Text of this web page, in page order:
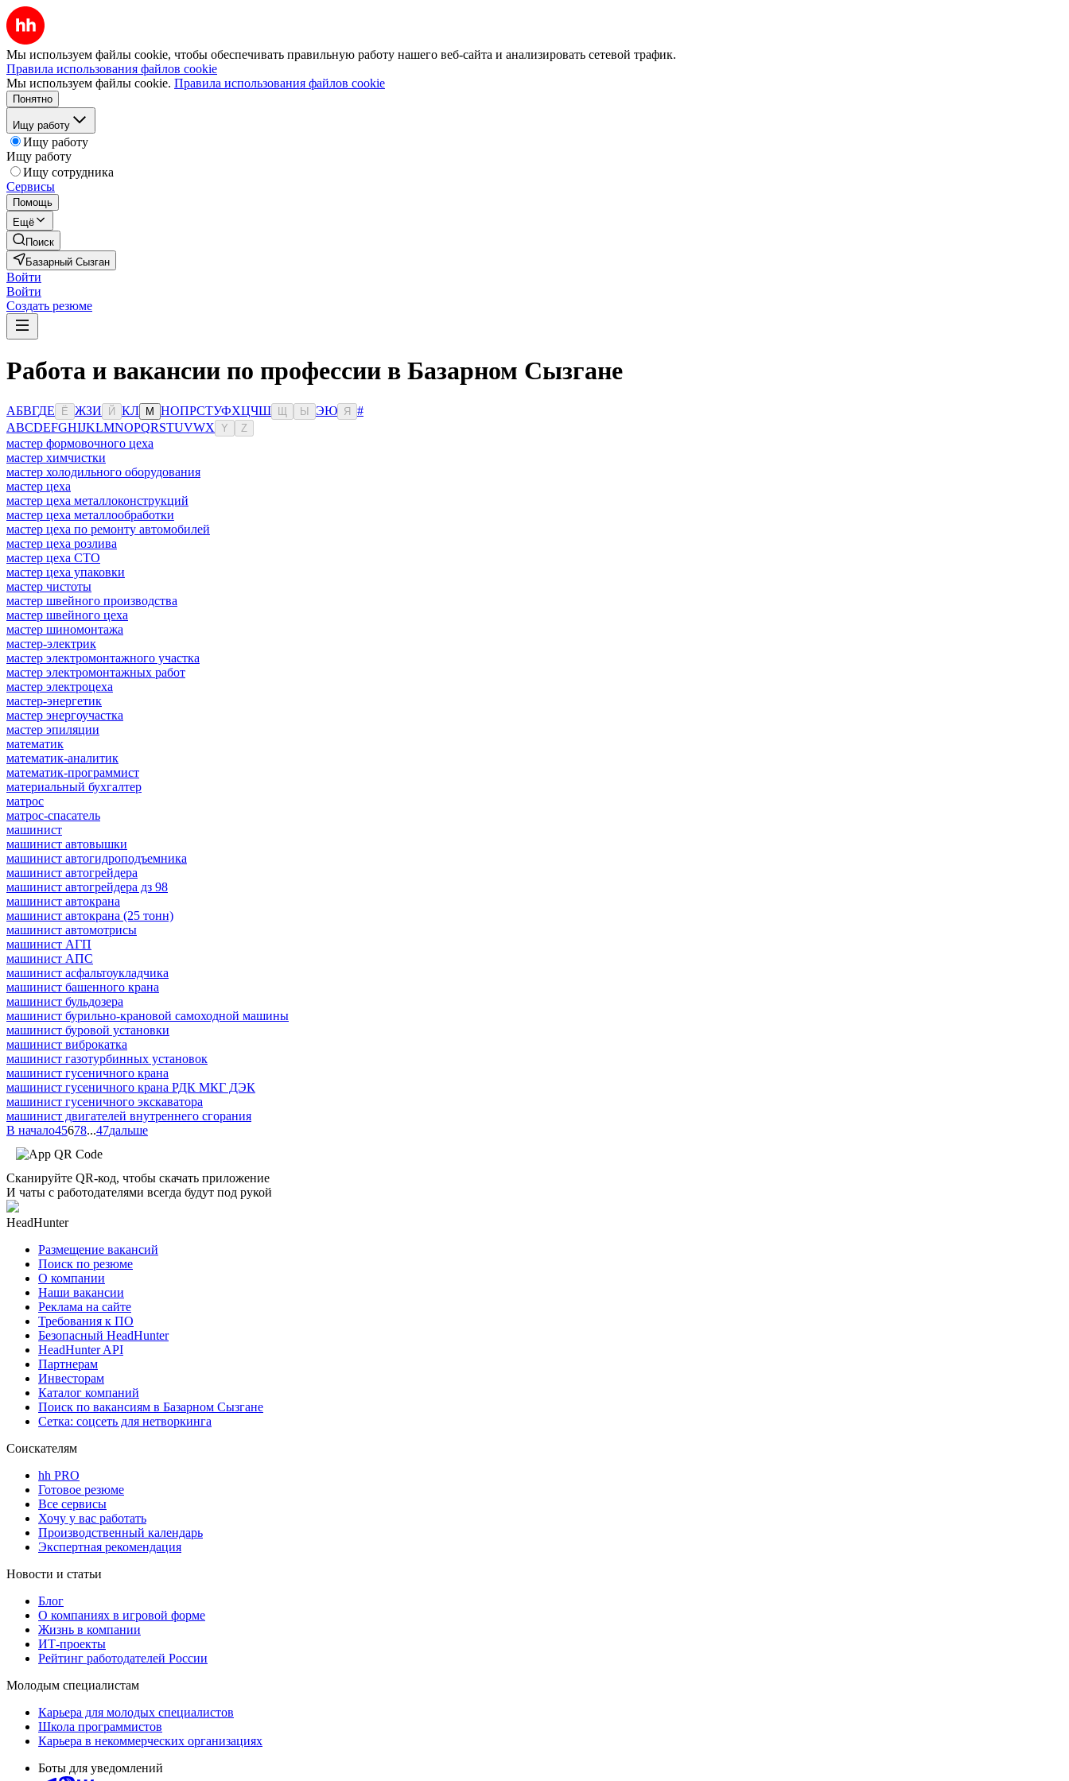
Мы используем файлы cookie, чтобы обеспечивать правильную работу нашего веб-сайта и анализировать сетевой трафик.
Правила использования файлов cookie
Мы используем файлы cookie. Правила использования файлов cookie
Понятно
Ищу работу
Ищу работу
Ищу работу
Ищу сотрудника
Сервисы
Помощь
Ещё
Поиск
Базарный Сызган
Войти
Войти
Создать резюме
Работа и вакансии по профессии в Базарном Сызгане
АБВГДЕ Ё ЖЗИ Й КЛ М НОПРСТУФХЦЧШ Ы ЭЮ Я
#
ABCDEFGHIJKLMNOPQRSTUVWX Y Z
мастер формовочного цеха
мастер химчистки
мастер холодильного оборудования
мастер цеха
мастер цеха металлоконструкций
мастер цеха металлообработки
мастер цеха по ремонту автомобилей
мастер цеха розлива
мастер цеха СТО
мастер цеха упаковки
мастер чистоты
мастер швейного производства
мастер швейного цеха
мастер шиномонтажа
мастер-электрик
мастер электромонтажного участка
мастер электромонтажных работ
мастер электроцеха
мастер-энергетик
мастер энергоучастка
мастер эпиляции
математик
математик-аналитик
математик-программист
материальный бухгалтер
матрос
матрос-спасатель
машинист
машинист автовышки
машинист автогидроподъемника
машинист автогрейдера
машинист автогрейдера дз 98
машинист автокрана
машинист автокрана (25 тонн)
машинист автомотрисы
машинист АГП
машинист АПС
машинист асфальтоукладчика
машинист башенного крана
машинист бульдозера
машинист бурильно-крановой самоходной машины
машинист буровой установки
машинист виброкатка
машинист газотурбинных установок
машинист гусеничного крана
машинист гусеничного крана РДК МКГ ДЭК
машинист гусеничного экскаватора
машинист двигателей внутреннего сгорания
В начало45678...47дальше
Сканируйте QR-код, чтобы скачать приложение
И чаты с работодателями всегда будут под рукой
HeadHunter
Размещение вакансий
Поиск по резюме
О компании
Наши вакансии
Реклама на сайте
Требования к ПО
Безопасный HeadHunter
HeadHunter API
Партнерам
Инвесторам
Каталог компаний
Поиск по вакансиям в Базарном Сызгане
Сетка: соцсеть для нетворкинга
Соискателям
hh PRO
Готовое резюме
Все сервисы
Хочу у вас работать
Производственный календарь
Экспертная рекомендация
Новости и статьи
Блог
О компаниях в игровой форме
Жизнь в компании
ИТ-проекты
Рейтинг работодателей России
Молодым специалистам
Карьера для молодых специалистов
Школа программистов
Карьера в некоммерческих организациях
Боты для уведомлений